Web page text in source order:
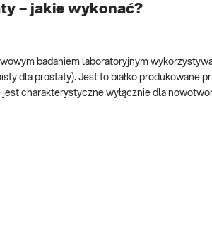
– jakie wykonać?
badaniem laboratoryjnym
dla prostaty). Jest to białko produkowane
charakterystyczne wyłącznie dla